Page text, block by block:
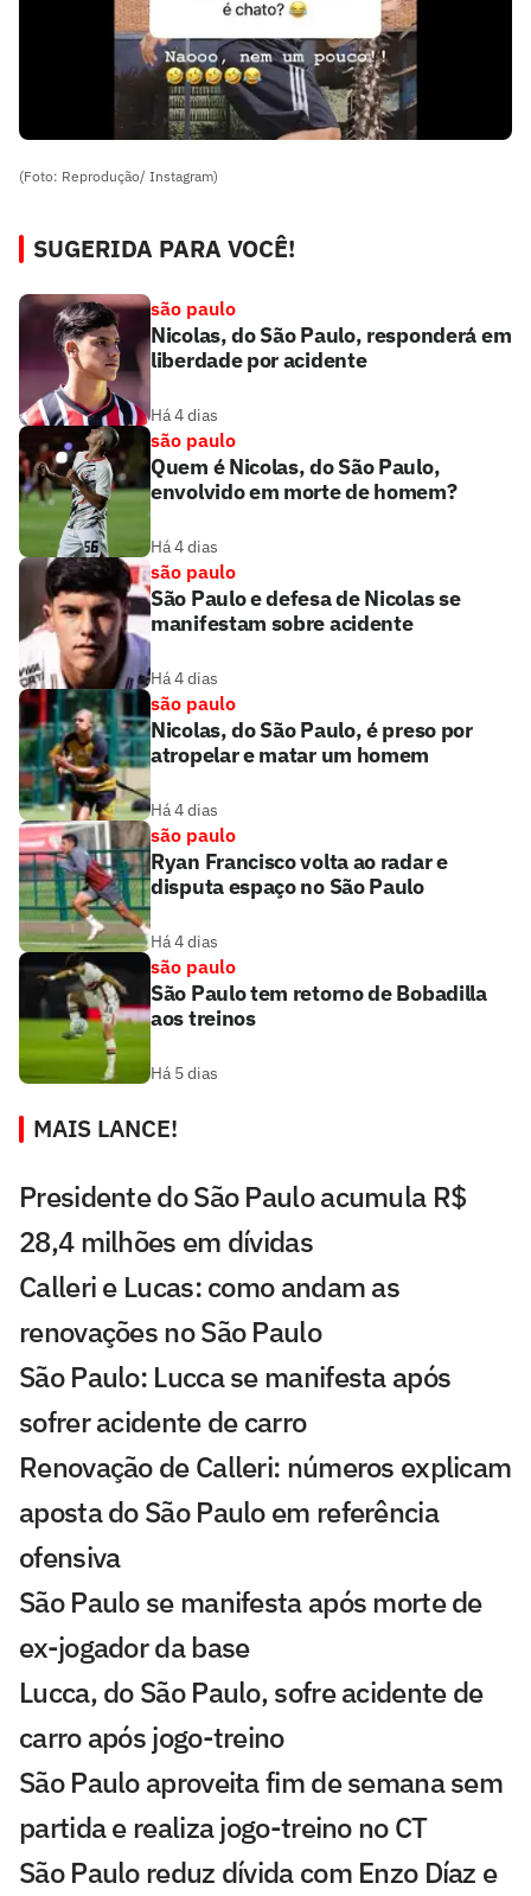
(Foto: Reprodução/ Instagram)
SUGERIDA PARA VOCÊ!
são paulo
Nicolas, do São Paulo, responderá em
liberdade por acidente
Há 4 dias
são paulo
Quem é Nicolas, do São Paulo,
envolvido em morte de homem?
Há 4 dias
são paulo
São Paulo e defesa de Nicolas se
manifestam sobre acidente
Há 4 dias
são paulo
Nicolas, do São Paulo, é preso por
atropelar e matar um homem
Há 4 dias
são paulo
Ryan Francisco volta ao radar e
disputa espaço no São Paulo
Há 4 dias
são paulo
São Paulo tem retorno de Bobadilla
aos treinos
Há 5 dias
MAIS LANCE!
Presidente do São Paulo acumula R$
28,4 milhões em dívidas
Calleri e Lucas: como andam as
renovações no São Paulo
São Paulo: Lucca se manifesta após
sofrer acidente de carro
Renovação de Calleri: números explicam
aposta do São Paulo em referência
ofensiva
São Paulo se manifesta após morte de
ex-jogador da base
Lucca, do São Paulo, sofre acidente de
carro após jogo-treino
São Paulo aproveita fim de semana sem
partida e realiza jogo-treino no CT
São Paulo reduz dívida com Enzo Díaz e